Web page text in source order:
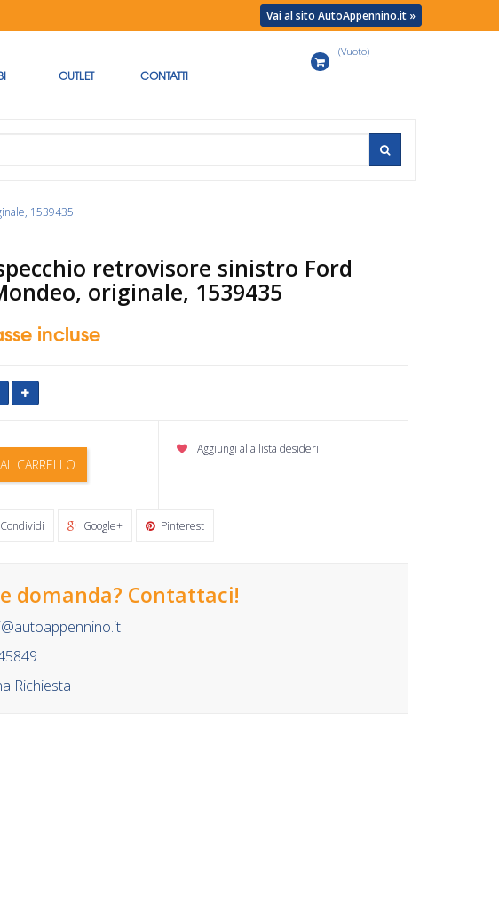
Vai al sito AutoAppennino.it »
OUTLET CONTATTI
(Vuoto)
1539435
retrovisore sinistro Ford
originale, 1539435
incluse
CARRELLO
Aggiungi alla lista desideri
Condividi Google+ Pinterest
domanda? Contattaci!
Richiesta